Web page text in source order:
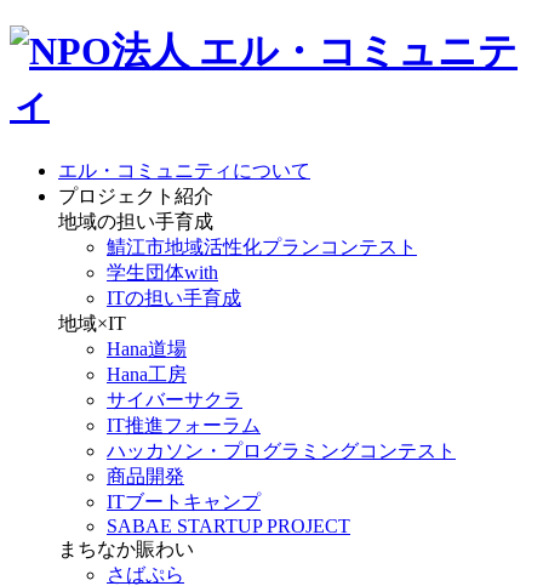
エル・コミュニティについて
プロジェクト紹介
地域の担い手育成
鯖江市地域活性化プランコンテスト
学生団体with
ITの担い手育成
地域×IT
Hana道場
Hana工房
サイバーサクラ
IT推進フォーラム
ハッカソン・プログラミングコンテスト
商品開発
ITブートキャンプ
SABAE STARTUP PROJECT
まちなか賑わい
さばぷら